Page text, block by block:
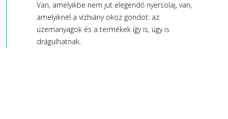
Van, amelyikbe nem jut elegendő nyersolaj, van,
amelyiknél a vízhiány okoz gondot: az
üzemanyagok és a termékek így is, úgy is
drágulhatnak.